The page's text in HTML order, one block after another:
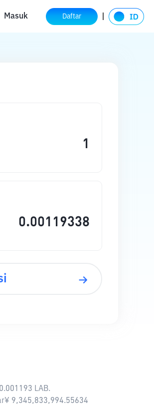
Masuk Daftar
LAB.
9,345,833,994.55634